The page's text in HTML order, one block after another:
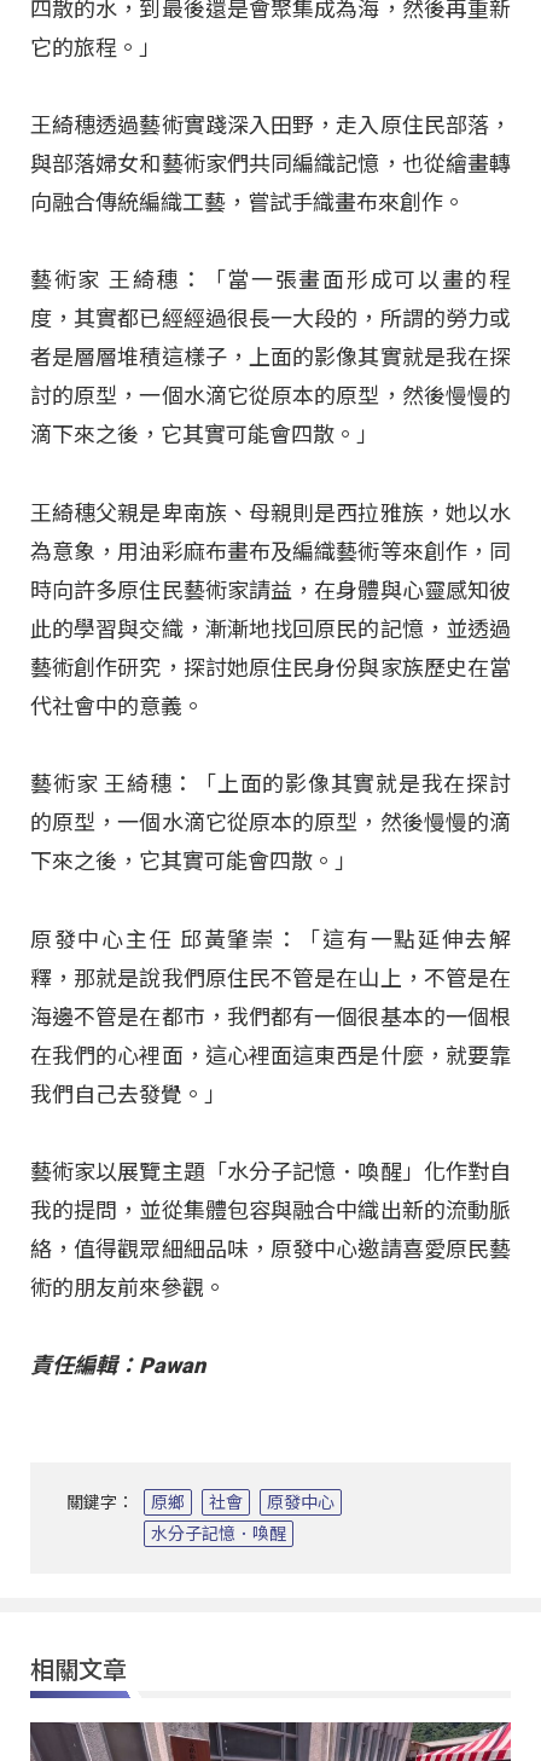
四散的水，到最後還是會聚集成為海，然後再重新
它的旅程。」
王綺穗透過藝術實踐深入田野，走入原住民部落，
與部落婦女和藝術家們共同編織記憶，也從繪畫轉
向融合傳統編織工藝，嘗試手織畫布來創作。
藝術家 王綺穗：「當一張畫面形成可以畫的程
度，其實都已經經過很長一大段的，所謂的勞力或
者是層層堆積這樣子，上面的影像其實就是我在探
討的原型，一個水滴它從原本的原型，然後慢慢的
滴下來之後，它其實可能會四散。」
王綺穗父親是卑南族、母親則是西拉雅族，她以水
為意象，用油彩麻布畫布及編織藝術等來創作，同
時向許多原住民藝術家請益，在身體與心靈感知彼
此的學習與交織，漸漸地找回原民的記憶，並透過
藝術創作研究，探討她原住民身份與家族歷史在當
代社會中的意義。
藝術家 王綺穗：「上面的影像其實就是我在探討
的原型，一個水滴它從原本的原型，然後慢慢的滴
下來之後，它其實可能會四散。」
原發中心主任 邱黃肇崇：「這有一點延伸去解
釋，那就是說我們原住民不管是在山上，不管是在
海邊不管是在都市，我們都有一個很基本的一個根
在我們的心裡面，這心裡面這東西是什麼，就要靠
我們自己去發覺。」
藝術家以展覽主題「水分子記憶．喚醒」化作對自
我的提問，並從集體包容與融合中織出新的流動脈
絡，值得觀眾細細品味，原發中心邀請喜愛原民藝
術的朋友前來參觀。
責任編輯：Pawan
關鍵字： 原鄉 社會
原發中心
水分子記憶．喚醒
相關文章